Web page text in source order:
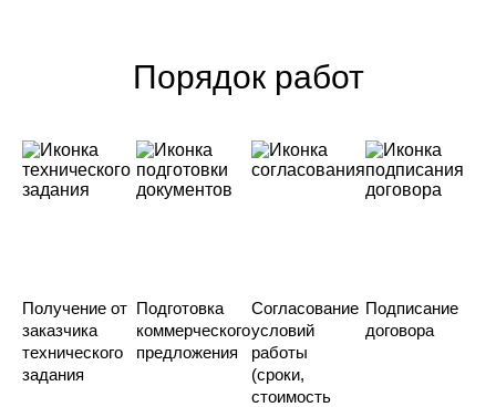
Порядок работ
Получение от
заказчика
технического
задания
Подготовка
коммерческого
предложения
Согласование
условий
работы
(сроки,
стоимость
Подписание
договора